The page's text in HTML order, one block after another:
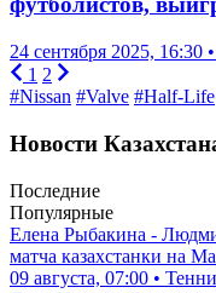
24 сентября 2025, 16:30
1 2
#Nissan #Valve #Half-Life
Новости
Последние
Популярные
Елена Рыбакина -
матча казахстанки на
09 августа, 07:00 •